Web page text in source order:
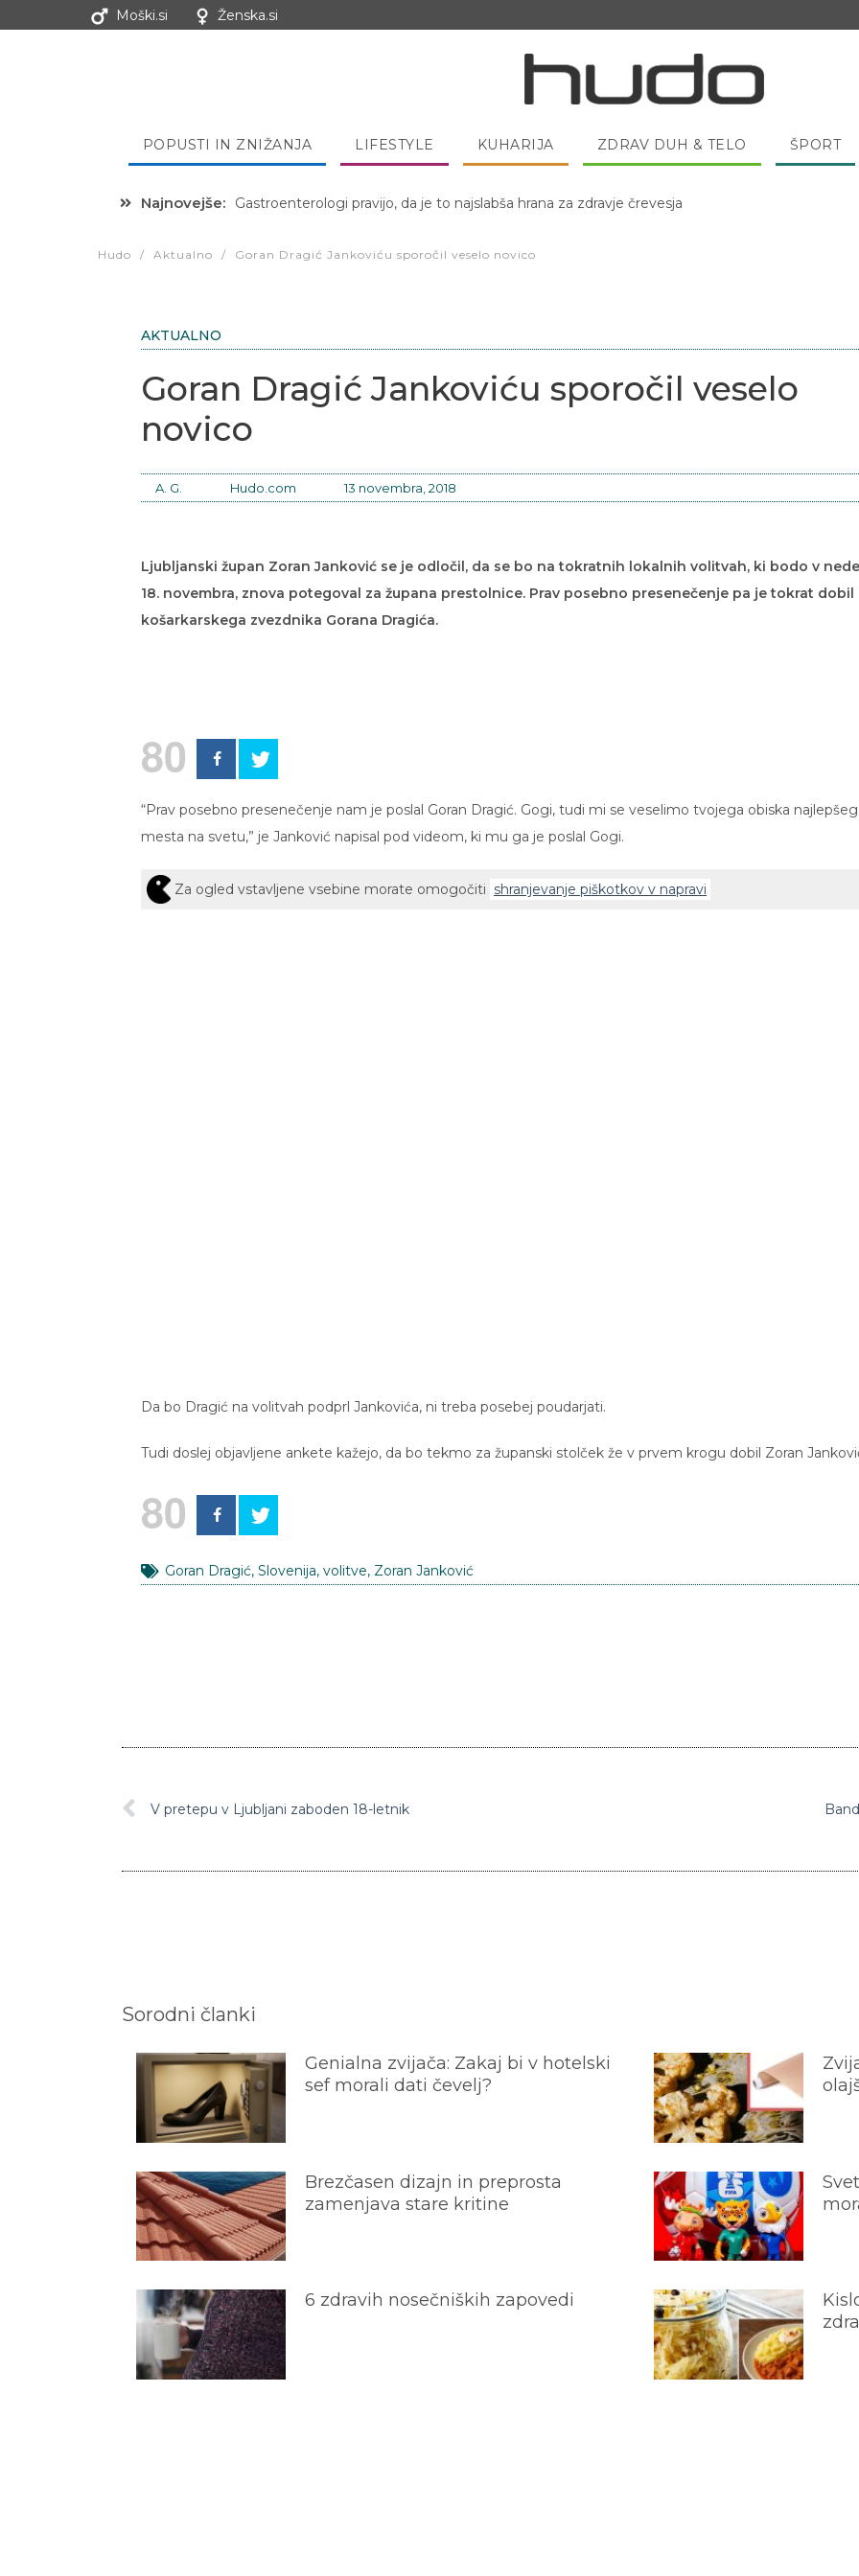
Moški.si Ženska.si
POPUSTI IN ZNIŽANJA LIFESTYLE KUHARIJA ZDRAV DUH & TELO ŠPORT
Najnovejše:
Gastroenterologi pravijo, da je to najslabša hrana za zdravje črevesja
Hudo / Aktualno / Goran Dragić Jankoviću sporočil veselo novico
AKTUALNO
Goran Dragić Jankoviću sporočil veselo
novico
A. G. Hudo.com 13 novembra, 2018
Ljubljanski župan Zoran Janković se je odločil, da se bo na tokratnih lokalnih volitvah, ki bodo v
18. novembra, znova potegoval za župana prestolnice. Prav posebno presenečenje pa je tokrat dobil
košarkarskega zvezdnika Gorana Dragića.
80
“Prav posebno presenečenje nam je poslal Goran Dragić. Gogi, tudi mi se veselimo tvojega obiska
mesta na svetu,” je Janković napisal pod videom, ki mu ga je poslal Gogi.
Za ogled vstavljene vsebine morate omogočiti shranjevanje piškotkov v napravi
Da bo Dragić na volitvah podprl Jankovića, ni treba posebej poudarjati.
Tudi doslej objavljene ankete kažejo, da bo tekmo za županski stolček že v prvem krogu dobil Zoran
80
Goran Dragić, Slovenija, volitve, Zoran Janković
V pretepu v Ljubljani zaboden 18-letnik
Sorodni članki
Genialna zvijača: Zakaj bi v hotelski
sef morali dati čevelj?
Brezčasen dizajn in preprosta
zamenjava stare kritine
6 zdravih nosečniških zapovedi